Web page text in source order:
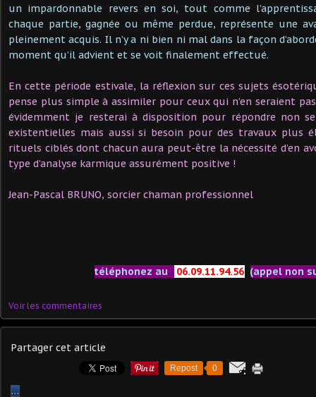
un impardonnable revers en soi, tout comme
chaque partie, gagnée ou même perdue, représente une
pleinement acquis. Il n’y a ni bien ni mal dans la façon
moment qu’il advient et se voit finalement effectué.
En cette période estivale, la réflexion sur ces sujets
pense plus simple à assimiler pour ceux qui n’en seraient
évidemment je resterai à disposition pour répondre non
existentielles mais aussi si besoin pour des travaux plus
rituels ciblés dont chacun aura peut-être la nécessité d’en
type d’analyse karmique assurément positive !
Jean-Pascal BRUNO, sorcier chaman professionnel
téléphonez au 06.09.11.94.56 (appel non
Voir les commentaires
Partager cet article
Repost 0
…